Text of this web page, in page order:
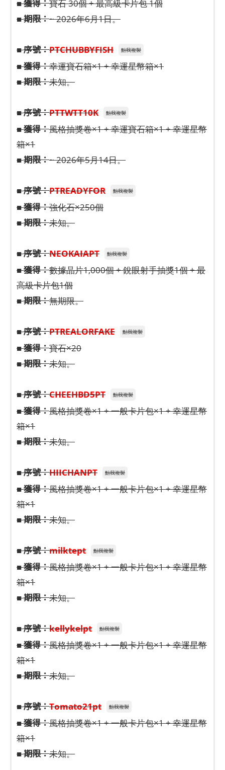
■獲得：寶石 30個 + 最高級卡片包 1個
■期限：~ 2026年6月1日。
■序號：PTCHUBBYFISH 點我複製
■獲得：幸運寶石箱×1 + 幸運星幣箱×1
■期限：未知。
■序號：PTTWTT10K 點我複製
■獲得：風格抽獎卷×1 + 幸運寶石箱×1 + 幸運星幣
箱×1
■期限：~ 2026年5月14日。
■序號：PTREADYFOR 點我複製
■獲得：強化石×250個
■期限：未知。
■序號：NEOKAIAPT 點我複製
■獲得：數據晶片1,000個 + 銳眼射手抽獎1個 + 最
高級卡片包1個
■期限：無期限。
■序號：PTREALORFAKE 點我複製
■獲得：寶石×20
■期限：未知。
■序號：CHEEHBD5PT 點我複製
■獲得：風格抽獎卷×1 + 一般卡片包×1 + 幸運星幣
箱×1
■期限：未知。
■序號：HIICHANPT 點我複製
■獲得：風格抽獎卷×1 + 一般卡片包×1 + 幸運星幣
箱×1
■期限：未知。
■序號：milktept 點我複製
■獲得：風格抽獎卷×1 + 一般卡片包×1 + 幸運星幣
箱×1
■期限：未知。
■序號：kellykelpt 點我複製
■獲得：風格抽獎卷×1 + 一般卡片包×1 + 幸運星幣
箱×1
■期限：未知。
■序號：Tomato21pt 點我複製
■獲得：風格抽獎卷×1 + 一般卡片包×1 + 幸運星幣
箱×1
■期限：未知。